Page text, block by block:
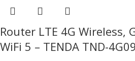
Router LTE 4G
WiFi 5 – TENDA TND-4G09